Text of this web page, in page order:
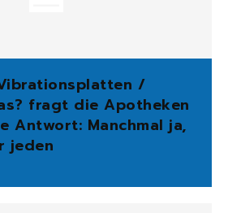
/
fragt die Apotheken
Antwort: Manchmal ja,
jeden